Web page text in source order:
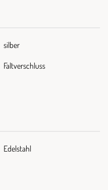
silber
Faltverschluss
Edelstahl